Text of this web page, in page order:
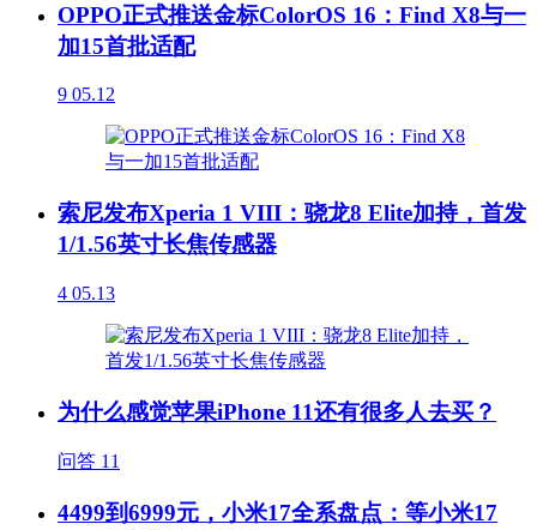
OPPO正式推送金标ColorOS 16：Find X8与一
加15首批适配
9 05.12
索尼发布Xperia 1 VIII：骁龙8 Elite加持，首发
1/1.56英寸长焦传感器
4 05.13
为什么感觉苹果iPhone 11还有很多人去买？
问答 11
4499到6999元，小米17全系盘点：等小米17